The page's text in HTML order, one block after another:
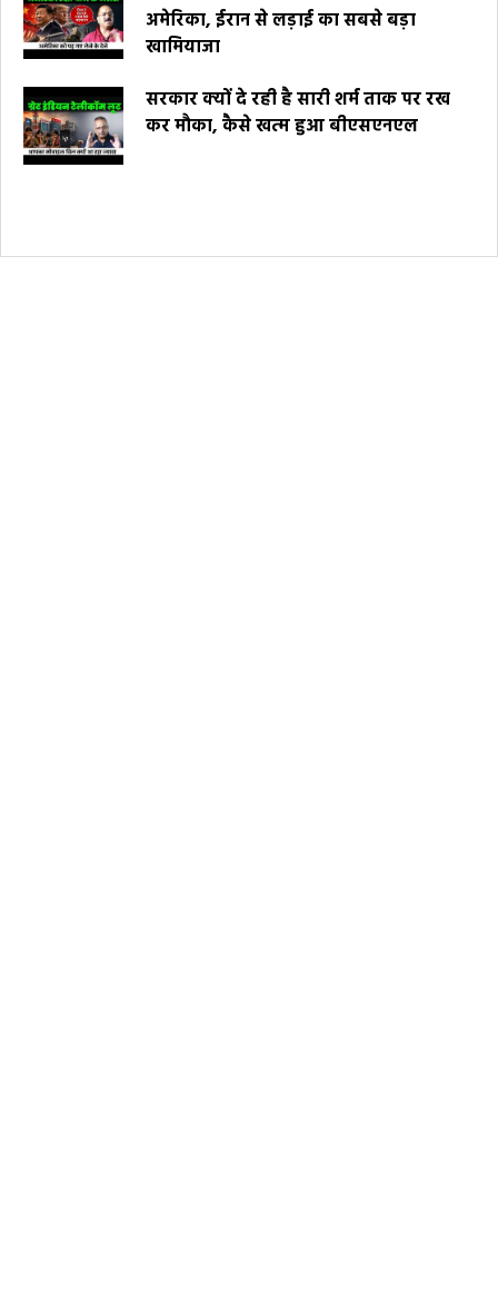
अमेरिका, ईरान से लड़ाई का सबसे बड़ा
खामियाजा
सरकार क्यों दे रही है सारी शर्म ताक पर रख
कर मौका, कैसे खत्म हुआ बीएसएनएल